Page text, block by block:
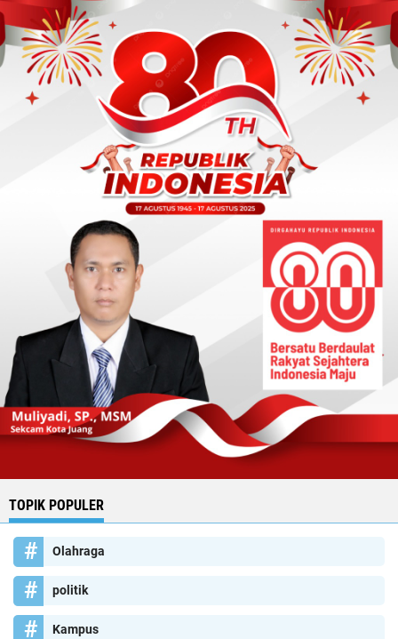
TOPIK POPULER
Olahraga
politik
Kampus